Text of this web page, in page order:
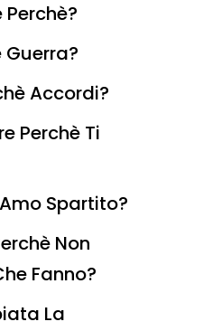
Guerra?
Accordi?
Perchè Ti
Spartito?
Non
Fanno?
La